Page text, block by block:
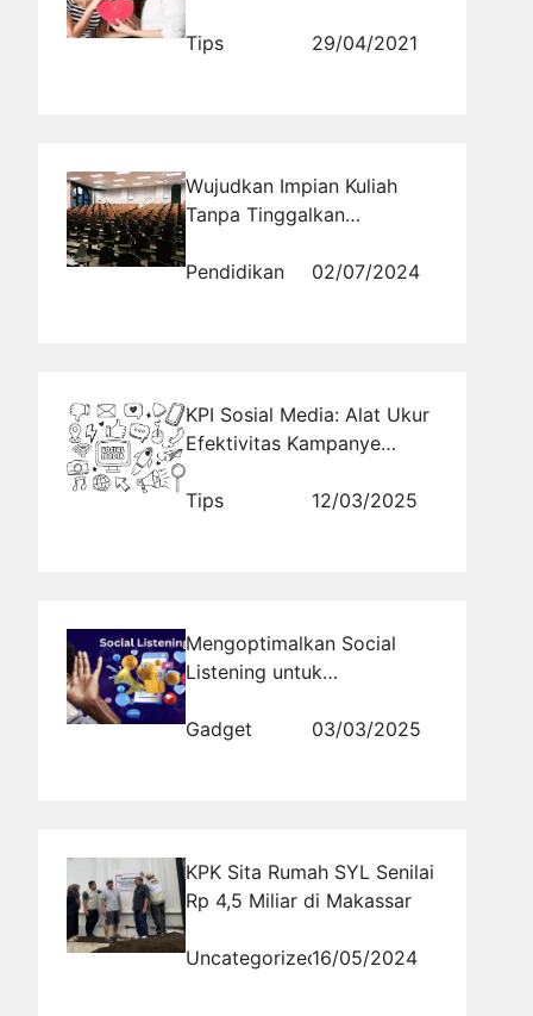
Tips 29/04/2021
Wujudkan Impian Kuliah
Tanpa Tinggalkan
University
Pendidikan 02/07/2024
KPI Sosial Media: Alat Ukur
Efektivitas Kampanye
Tips
12/03/2025
Mengoptimalkan Social
Listening untuk
Tren Pasar
Gadget 03/03/2025
KPK Sita Rumah SYL Senilai
Rp 4,5 Miliar di Makassar
Uncategorized16/05/2024